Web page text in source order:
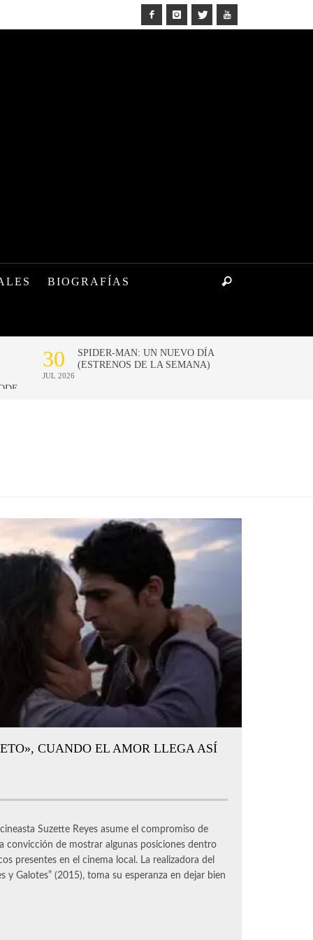
BIOGRAFÍAS
CUANDO EL AMOR LLEGA ASÍ
Suzette Reyes asume el compromiso de
convicción de mostrar algunas posiciones dentro
presentes en el cinema local. La realizadora del
y Galotes” (2015), toma su esperanza en dejar bien